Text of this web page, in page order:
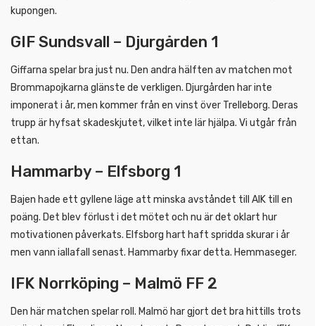
kupongen.
GIF Sundsvall – Djurgården 1
Giffarna spelar bra just nu. Den andra hälften av matchen mot
Brommapojkarna glänste de verkligen. Djurgården har inte
imponerat i år, men kommer från en vinst över Trelleborg. Deras
trupp är hyfsat skadeskjutet, vilket inte lär hjälpa. Vi utgår från
ettan.
Hammarby – Elfsborg 1
Bajen hade ett gyllene läge att minska avståndet till AIK till en
poäng. Det blev förlust i det mötet och nu är det oklart hur
motivationen påverkats. Elfsborg hart haft spridda skurar i år
men vann iallafall senast. Hammarby fixar detta. Hemmaseger.
IFK Norrköping – Malmö FF 2
Den här matchen spelar roll. Malmö har gjort det bra hittills trots